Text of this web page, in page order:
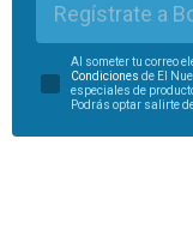
Regístrate a
Al someter tu correo
Condiciones de El
especiales de
Podrás optar salirte